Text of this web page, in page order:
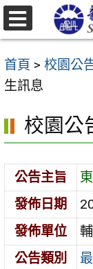
跳
至
要
內
區
首頁 > 校園公
生訊息
校園公
公告主旨
發佈日期
發佈單位
公告類別
選
單